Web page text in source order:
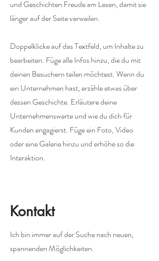
und Geschichten Freude am Lesen, damit sie
länger auf der Seite verweilen.
Doppelklicke auf das Textfeld, um Inhalte zu
bearbeiten. Füge alle Infos hinzu, die du mit
deinen Besuchern teilen möchtest. Wenn du
ein Unternehmen hast, erzähle etwas über
dessen Geschichte. Erläutere deine
Unternehmenswerte und wie du dich für
Kunden engagierst. Füge ein Foto, Video
oder eine Galerie hinzu und erhöhe so die
Interaktion.
Kontakt
Ich bin immer auf der Suche nach neuen,
spannenden Möglichkeiten.